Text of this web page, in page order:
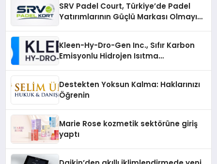
SRV Padel Court, Türkiye’de Padel
Yatırımlarının Güçlü Markası Olmayı
Kleen-Hy-Dro-Gen Inc., Sıfır Karbon
Emisyonlu Hidrojen Isıtma
Destekten Yoksun Kalma: Haklarınızı
Öğrenin
Marie Rose kozmetik sektörüne giriş
yaptı